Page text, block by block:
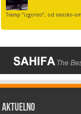
Tramp “izgoreo”, od iransko-
AKTUELNO